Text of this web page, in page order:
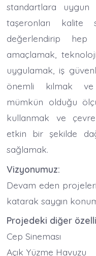
standartlara uygun
taşeronları kalite
değerlendirip hep
amaçlamak,
uygulamak, iş
önemli kılmak ve
mümkün olduğu
kullanmak ve
etkin bir şekilde
sağlamak.
Vizyonumuz:
Devam eden
katarak saygın
Projedeki diğer
Cep Sineması
Açık Yüzme Havuzu